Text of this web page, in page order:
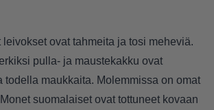
ovat tahmeita ja tosi meheviä.
pulla- ja maustekakku ovat
todella maukkaita. Molemmissa on omat
suomalaiset ovat tottuneet kovaan